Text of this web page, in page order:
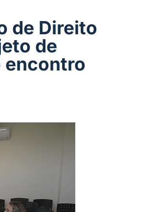
de Direito
de
encontro